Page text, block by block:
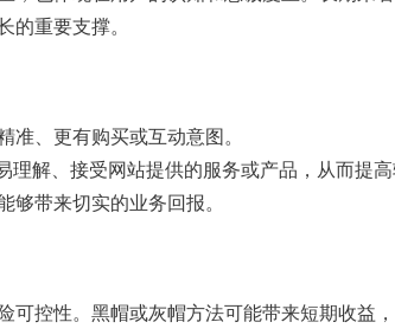
的重要支撑。
准、更有购买或互动意图。
理解、接受网站提供的服务或产品，从而提
够带来切实的业务回报。
可控性。黑帽或灰帽方法可能带来短期收益